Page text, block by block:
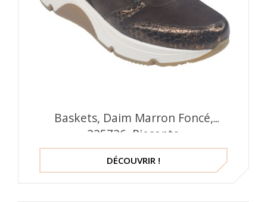
Baskets, Daim Marron Foncé,
225726, Piesanto
DÉCOUVRIR !